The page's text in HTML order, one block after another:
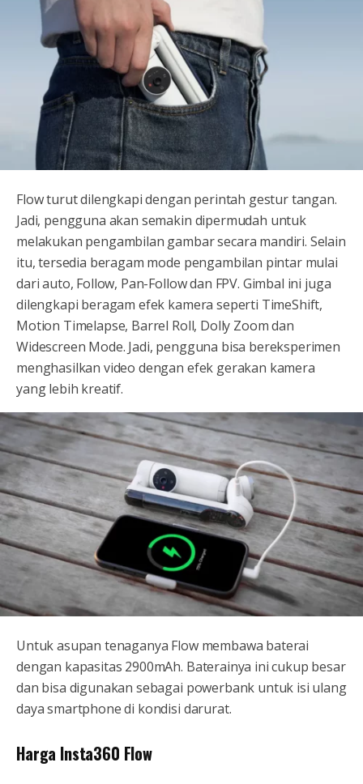
Flow turut dilengkapi dengan perintah gestur tangan.
Jadi, pengguna akan semakin dipermudah untuk
melakukan pengambilan gambar secara mandiri. Selain
itu, tersedia beragam mode pengambilan pintar mulai
dari auto, Follow, Pan-Follow dan FPV. Gimbal ini juga
dilengkapi beragam efek kamera seperti TimeShift,
Motion Timelapse, Barrel Roll, Dolly Zoom dan
Widescreen Mode. Jadi, pengguna bisa bereksperimen
menghasilkan video dengan efek gerakan kamera
yang lebih kreatif.
Untuk asupan tenaganya Flow membawa baterai
dengan kapasitas 2900mAh. Baterainya ini cukup besar
dan bisa digunakan sebagai powerbank untuk isi ulang
daya smartphone di kondisi darurat.
Harga Insta360 Flow